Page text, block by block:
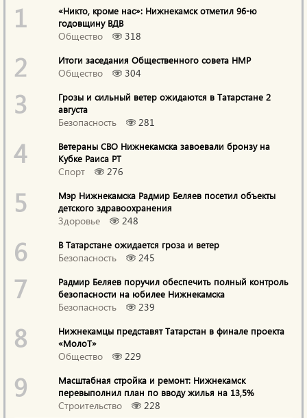
1
«Никто, кроме нас»: Нижнекамск отметил 96-ю
годовщину ВДВ
Общество 318
2 Итоги заседания Общественного совета НМР
Общество 304
3
Грозы и сильный ветер ожидаются в Татарстане 2
августа
Безопасность 281
4
Ветераны СВО Нижнекамска завоевали бронзу на
Кубке Раиса РТ
Спорт 276
5
Мэр Нижнекамска Радмир Беляев посетил объекты
детского здравоохранения
Здоровье 248
6 В Татарстане ожидается гроза и ветер
Безопасность 245
7
Радмир Беляев поручил обеспечить полный контроль
безопасности на юбилее Нижнекамска
Безопасность 239
8
Нижнекамцы представят Татарстан в финале проекта
«МолоТ»
Общество 229
9
Масштабная стройка и ремонт: Нижнекамск
перевыполнил план по вводу жилья на 13,5%
Строительство 228